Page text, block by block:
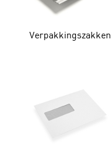
Verpakkingszakken